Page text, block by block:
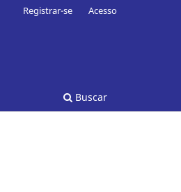
Buscar
Registrar-se Acesso